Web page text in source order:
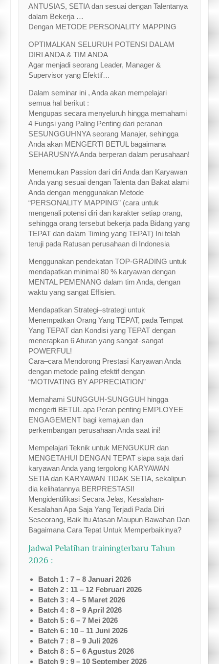
ANTUSIAS, SETIA dan sesuai dengan Talentanya
dalam Bekerja …
Dengan METODE PERSONALITY MAPPING
OPTIMALKAN SELURUH POTENSI DALAM
DIRI ANDA & TIM ANDA
Agar menjadi seorang Leader, Manager &
Supervisor yang Efektif…
Dalam seminar ini , Anda akan mempelajari
semua hal berikut :
Mengupas secara menyeluruh hingga memahami
4 Fungsi yang Paling Penting dari peranan
SESUNGGUHNYA seorang Manajer, sehingga
Anda akan MENGERTI BETUL bagaimana
SEHARUSNYA Anda berperan dalam perusahaan!
Menemukan Passion dari diri Anda dan Karyawan
Anda yang sesuai dengan Talenta dan Bakat alami
Anda dengan menggunakan Metode
“PERSONALITY MAPPING” (cara untuk
mengenali potensi diri dan karakter setiap orang,
sehingga orang tersebut bekerja pada Bidang yang
TEPAT dan dalam Timing yang TEPAT) Ini telah
teruji pada Ratusan perusahaan di Indonesia
Menggunakan pendekatan TOP-GRADING untuk
mendapatkan minimal 80 % karyawan dengan
MENTAL PEMENANG dalam tim Anda, dengan
waktu yang sangat Effisien.
Mendapatkan Strategi–strategi untuk
Menempatkan Orang Yang TEPAT, pada Tempat
Yang TEPAT dan Kondisi yang TEPAT dengan
menerapkan 6 Aturan yang sangat–sangat
POWERFUL!
Cara–cara Mendorong Prestasi Karyawan Anda
dengan metode paling efektif dengan
“MOTIVATING BY APPRECIATION”
Memahami SUNGGUH-SUNGGUH hingga
mengerti BETUL apa Peran penting EMPLOYEE
ENGAGEMENT bagi kemajuan dan
perkembangan perusahaan Anda saat ini!
Mempelajari Teknik untuk MENGUKUR dan
MENGETAHUI DENGAN TEPAT siapa saja dari
karyawan Anda yang tergolong KARYAWAN
SETIA dan KARYAWAN TIDAK SETIA, sekalipun
dia kelihatannya BERPRESTASI!
Mengidentifikasi Secara Jelas, Kesalahan-
Kesalahan Apa Saja Yang Terjadi Pada Diri
Seseorang, Baik Itu Atasan Maupun Bawahan Dan
Bagaimana Cara Tepat Untuk Memperbaikinya?
Jadwal Pelatihan trainingterbaru Tahun
2026 :
Batch 1 : 7 – 8 Januari 2026
Batch 2 : 11 – 12 Februari 2026
Batch 3 : 4 – 5 Maret 2026
Batch 4 : 8 – 9 April 2026
Batch 5 : 6 – 7 Mei 2026
Batch 6 : 10 – 11 Juni 2026
Batch 7 : 8 – 9 Juli 2026
Batch 8 : 5 – 6 Agustus 2026
Batch 9 : 9 – 10 September 2026